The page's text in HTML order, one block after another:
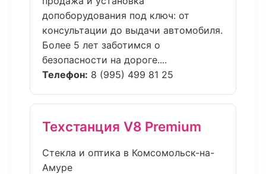
допоборудования под ключ: от
консультации до выдачи автомобиля.
Более 5 лет заботимся о
безопасности на дороге....
Телефон: 8 (995) 499 81 25
Техстанция V8 Premium
Стекла и оптика в Комсомольск-на-
Амуре